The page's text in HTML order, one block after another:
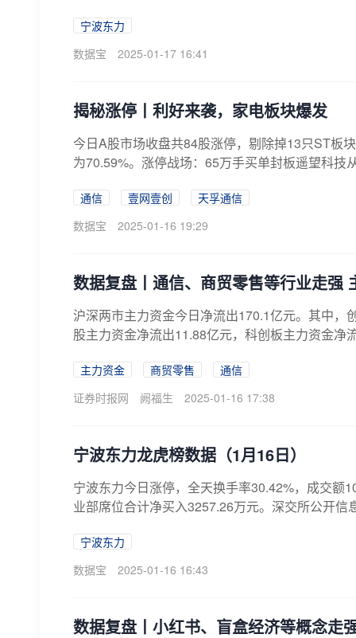
宁波东力
数据宝
2025-01-17 16:41
揭秘涨停丨利好来袭，家电板块爆发
今日A股市场收盘共84股涨停，剔除掉13只ST板
为70.59%。涨停战场：65万手买单封板遥望科技
通信 壹网壹创
天孚通信
数据宝
2025-01-16 19:29
数据复盘丨通信、商贸零售等行业走强
沪深两市主力资金今日净流出170.1亿元。其中，
股主力资金净流出11.88亿元，科创板主力资金净
主力资金 商贸零售
通信
证券时报网
阙福生 2025-01-16 17:38
宁波东力龙虎榜数据（1月16日）
宁波东力今日涨停，全天换手率30.42%，成交额
业部席位合计净买入3257.26万元。深交所公开信
宁波东力
数据宝
2025-01-16 16:43
数据复盘丨小红书、盲盒经济等概念走